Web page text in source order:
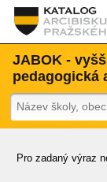
JABOK -
pedagogická
Pro zadaný výraz